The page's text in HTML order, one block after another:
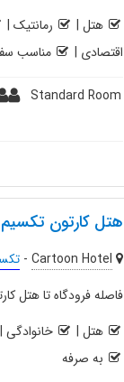
هتل | رمانتیک |
اقتصادی | مناسب
Standard Room
هتل کارتون تکسیم
Cartoon Hotel
-
فاصله فرودگاه تا هتل کارتون 30 دقیقه و 23
هتل | خانوادگی |
به صرفه